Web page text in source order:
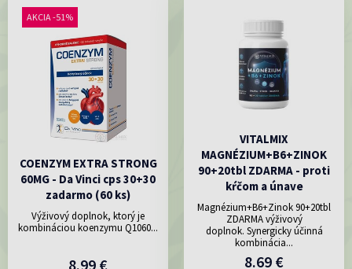
AKCIA -51%
COENZYM EXTRA STRONG
60MG - Da Vinci cps 30+30
zadarmo (60 ks)
Výživový doplnok, ktorý je
kombináciou koenzymu Q1060...
8.99 €
VITALMIX
MAGNÉZIUM+B6+ZINOK
90+20tbl ZDARMA - proti
kŕčom a únave
Magnézium+B6+Zinok 90+20tbl
ZDARMA výživový
doplnok. Synergicky účinná
kombinácia...
8.69 €